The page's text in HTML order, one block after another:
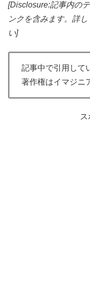
[Disclosure:記事内の
ンクを含みます。詳
い]
記事中で引用して
著作権はイマジニ